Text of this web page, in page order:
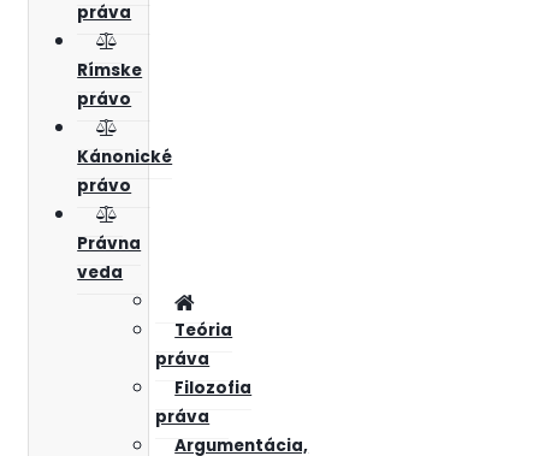
práva
Rímske
právo
Kánonické
právo
Právna
veda
Teória
práva
Filozofia
práva
Argumentácia,